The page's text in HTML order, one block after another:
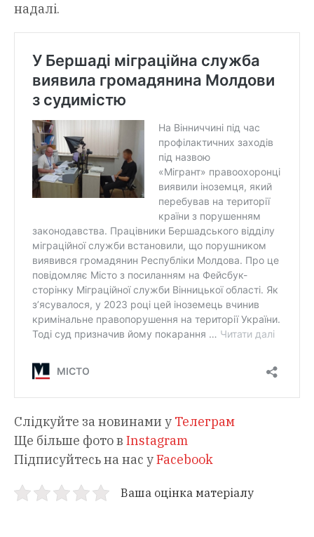
надалі.
Слідкуйте за новинами у Телеграм
Ще більше фото в Instagram
Підписуйтесь на нас уFacebook
Ваша оцінка матеріалу